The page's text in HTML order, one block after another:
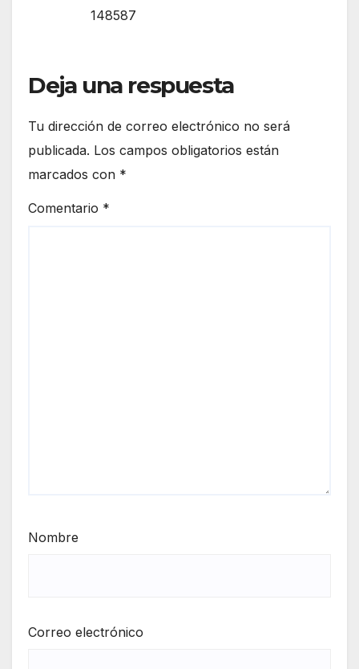
148587
Deja una respuesta
Tu dirección de correo electrónico no será
publicada. Los campos obligatorios están
marcados con *
Comentario *
Nombre
Correo electrónico